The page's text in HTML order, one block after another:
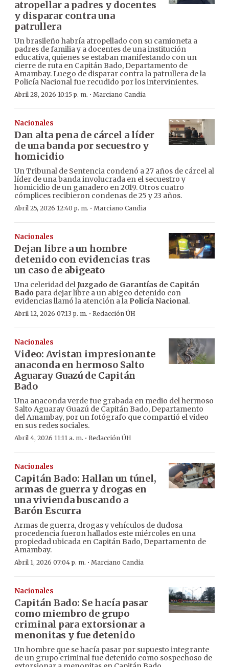
atropellar a padres y docentes
y disparar contra una
patrullera
Un brasileño habría atropellado con su camioneta a
padres de familia y a docentes de una institución
educativa, quienes se estaban manifestando con un
cierre de ruta en Capitán Bado, Departamento de
Amambay. Luego de disparar contra la patrullera de la
Policía Nacional fue recudido por los intervinientes.
Abril 28, 2026 10:15 p. m. · Marciano Candia
Nacionales
Dan alta pena de cárcel a líder
de una banda por secuestro y
homicidio
Un Tribunal de Sentencia condenó a 27 años de cárcel al
líder de una banda involucrada en el secuestro y
homicidio de un ganadero en 2019. Otros cuatro
cómplices recibieron condenas de 25 y 23 años.
Abril 25, 2026 12:40 p. m. · Marciano Candia
Nacionales
Dejan libre a un hombre
detenido con evidencias tras
un caso de abigeato
Una celeridad delJuzgado de Garantías de Capitán
Bado para dejar libre a un abigeo detenido con
evidencias llamó la atención a la Policía Nacional.
Abril 12, 2026 07:13 p. m. · Redacción ÚH
Nacionales
Video: Avistan impresionante
anaconda en hermoso Salto
Aguaray Guazú de Capitán
Bado
Una anaconda verde fue grabada en medio del hermoso
Salto Aguaray Guazú de Capitán Bado, Departamento
del Amambay, por un fotógrafo que compartió el video
en sus redes sociales.
Abril 4, 2026 11:11 a. m. · Redacción ÚH
Nacionales
Capitán Bado: Hallan un túnel,
armas de guerra y drogas en
una vivienda buscando a
Barón Escurra
Armas de guerra, drogas y vehículos de dudosa
procedencia fueron hallados este miércoles en una
propiedad ubicada en Capitán Bado, Departamento de
Amambay.
Abril 1, 2026 07:04 p. m. · Marciano Candia
Nacionales
Capitán Bado: Se hacía pasar
como miembro de grupo
criminal para extorsionar a
menonitas y fue detenido
Un hombre que se hacía pasar por supuesto integrante
de un grupo criminal fue detenido como sospechoso de